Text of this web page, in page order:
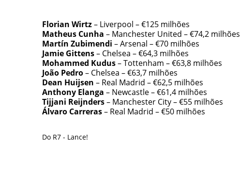
Florian Wirtz– Liverpool – €125 milhões
Matheus Cunha – Manchester United – €74,2 milhões
Martín Zubimendi – Arsenal – €70 milhões
Jamie Gittens– Chelsea – €64,3 milhões
Mohammed Kudus– Tottenham – €63,8 milhões
João Pedro– Chelsea – €63,7 milhões
Dean Huijsen – Real Madrid – €62,5 milhões
Anthony Elanga – Newcastle – €61,4 milhões
Tijjani Reijnders– Manchester City – €55 milhões
Álvaro Carreras– Real Madrid – €50 milhões
Do R7 - Lance!